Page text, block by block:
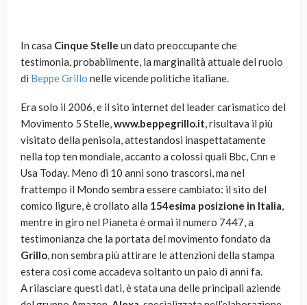
In casa Cinque Stelle un dato preoccupante che
testimonia, probabilmente, la marginalità attuale del ruolo
di Beppe Grillo nelle vicende politiche italiane.
Era solo il 2006, e il sito internet del leader carismatico del
Movimento 5 Stelle,www.beppegrillo.it, risultava il più
visitato della penisola, attestandosi inaspettatamente
nella top ten mondiale, accanto a colossi quali Bbc, Cnn e
Usa Today. Meno di 10 anni sono trascorsi, ma nel
frattempo il Mondo sembra essere cambiato: il sito del
comico ligure, è crollato alla 154esima posizione in Italia,
mentre in giro nel Pianeta è ormai il numero 7447, a
testimonianza che la portata del movimento fondato da
Grillo, non sembra più attirare le attenzioni della stampa
estera così come accadeva soltanto un paio di anni fa.
A rilasciare questi dati, è stata una delle principali aziende